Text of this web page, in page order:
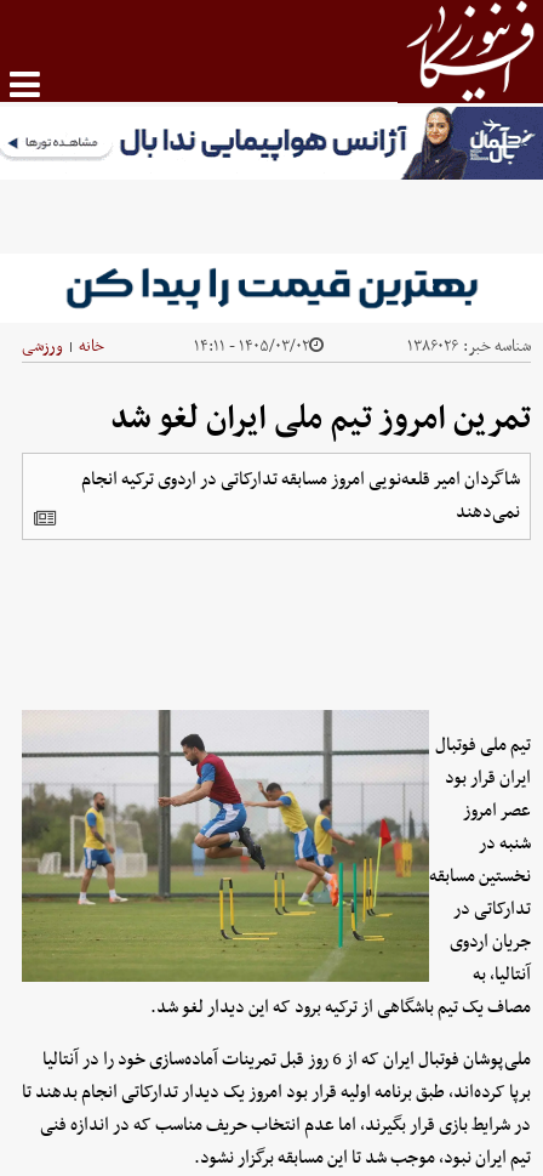
شناسه خبر: ۱۳۸۶۰۲۶ ۱۴۰۵/۰۳/۰۲ - ۱۴:۱۱ خانه | ورزشی
تمرین امروز تیم ملی ایران لغو شد
شاگردان امیر قلعه‌نویی امروز مسابقه تدارکاتی در اردوی ترکیه انجام
نمی‌دهند
تیم ملی فوتبال
ایران قرار بود
عصر امروز
شنبه در
نخستین مسابقه
تدارکاتی در
جریان اردوی
آنتالیا، به
مصاف یک تیم باشگاهی از ترکیه برود که این دیدار لغو شد.
ملی‌پوشان فوتبال ایران که از 6 روز قبل تمرینات آماده‌سازی خود را در آنتالیا
برپا کرده‌اند، طبق برنامه اولیه قرار بود امروز یک دیدار تدارکاتی انجام بدهند تا
در شرایط بازی قرار بگیرند، اما عدم انتخاب حریف مناسب که در اندازه فنی
تیم ایران نبود، موجب شد تا این مسابقه برگزار نشود.